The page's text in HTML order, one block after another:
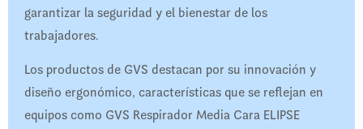
garantizar la seguridad y el bienestar de los
trabajadores.
Los productos de GVS destacan por su innovación y
diseño ergonómico, características que se reflejan en
equipos como GVS Respirador Media Cara ELIPSE